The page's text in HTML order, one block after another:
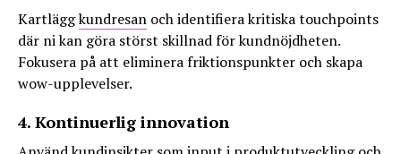
Kartläggkundresan och identifiera kritiska touchpoints
där ni kan göra störst skillnad för kundnöjdheten.
Fokusera på att eliminera friktionspunkter och skapa
wow-upplevelser.
4. Kontinuerlig innovation